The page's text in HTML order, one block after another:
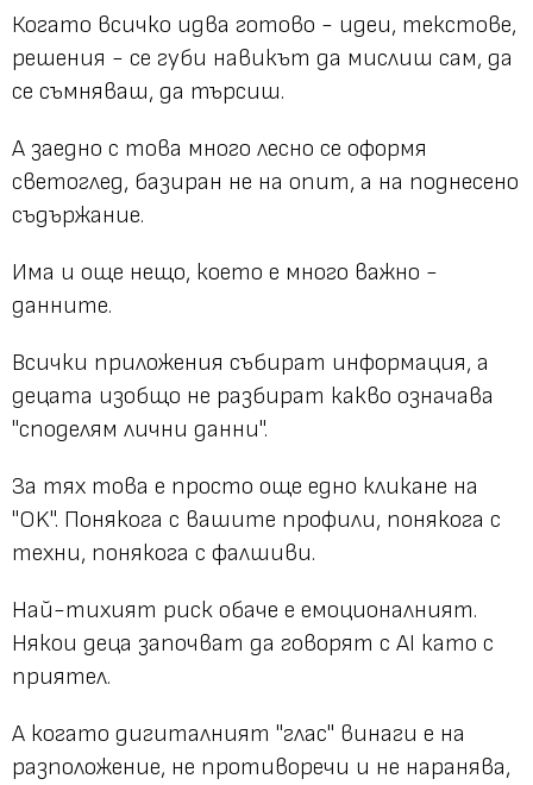
Когато всичко идва готово - идеи, текстове,
решения - се губи навикът да мислиш сам, да
се съмняваш, да търсиш.
А заедно с това много лесно се оформя
светоглед, базиран не на опит, а на поднесено
съдържание.
Има и още нещо, което е много важно -
данните.
Всички приложения събират информация, а
децата изобщо не разбират какво означава
"споделям лични данни".
За тях това е просто още едно кликане на
"OK". Понякога с вашите профили, понякога с
техни, понякога с фалшиви.
Най-тихият риск обаче е емоционалният.
Някои деца започват да говорят с AI като с
приятел.
А когато дигиталният "глас" винаги е на
разположение, не противоречи и не наранява,